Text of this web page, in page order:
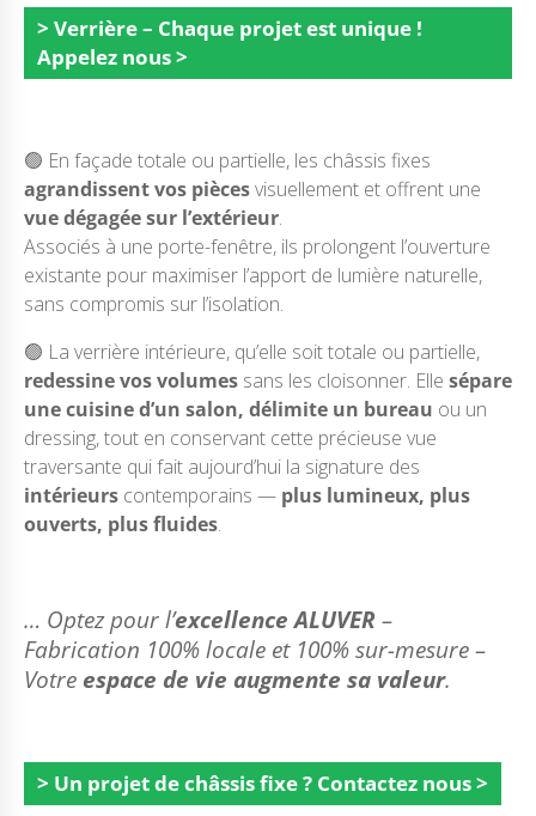
> Verrière – Chaque projet est unique !
Appelez nous >
🟢 En façade totale ou partielle, les châssis fixes
agrandissent vos piècesvisuellement et offrent une
vue dégagée sur l’extérieur.
Associés à une porte-fenêtre, ils prolongent l’ouverture
existante pour maximiser l’apport de lumière naturelle,
sans compromis sur l’isolation.
🟢 La verrière intérieure, qu’elle soit totale ou partielle,
redessine vos volumes sans les cloisonner. Elle sépare
une cuisine d’un salon, délimite un bureau ou un
dressing, tout en conservant cette précieuse vue
traversante qui fait aujourd’hui la signature des
intérieurs contemporains — plus lumineux, plus
ouverts, plus fluides.
… Optez pour l’excellence ALUVER –
Fabrication 100% locale et 100% sur-mesure –
Votre espace de vie augmente sa valeur.
> Un projet de châssis fixe ? Contactez nous >